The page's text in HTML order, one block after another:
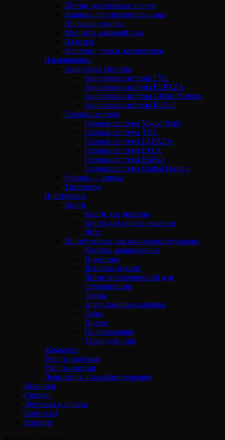
Щетки, дозаторы и прочее
Зажимы для снятия гель-лака
Подушки для рук
Магниты кошачий глаз
Палитра
Фартуки, сумки, косметички
Наращивание
Акриловая система
Акриловая система TNL
Акриловая система ELPAZA
Акриловая система Global Fashion
Акриловая система RuNail
Гелевая система
Гелевая система Vogue Nails
Гелевая система TNL
Гелевая система ELPAZA
Гелевая система F.O.X
Гелевая система RuNail
Гелевая система Global Fashion
Формы — типсы
Типсорезы
Инструмент
Кисти
Кисти для дизайна
Кисти для моделирования
Дотс
Инструменты для маникюра/педикюра
Кусачки маникюрные
Ножницы
Лопатка (пушер)
Лоток металлический для
стерилизации
Фрезы
Апельсиновые палочки
Бафы
Пилки
Полировщики
Терки для стоп
Жидкости
Уход за ногтями
Уход за ногами
Депиляция и парафинотерапия
Новинки
Скидки
Доставка и оплата
Контакты
Корзина